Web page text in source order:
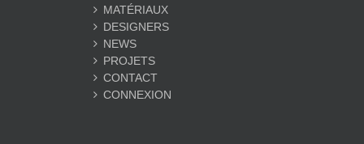
MATÉRIAUX
DESIGNERS
NEWS
PROJETS
CONTACT
CONNEXION